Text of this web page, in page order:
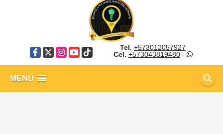
Facebook
X Instagram
YouTube
TikTok
Tel. +573012057927
Cel. +573043819480-
MENÚ